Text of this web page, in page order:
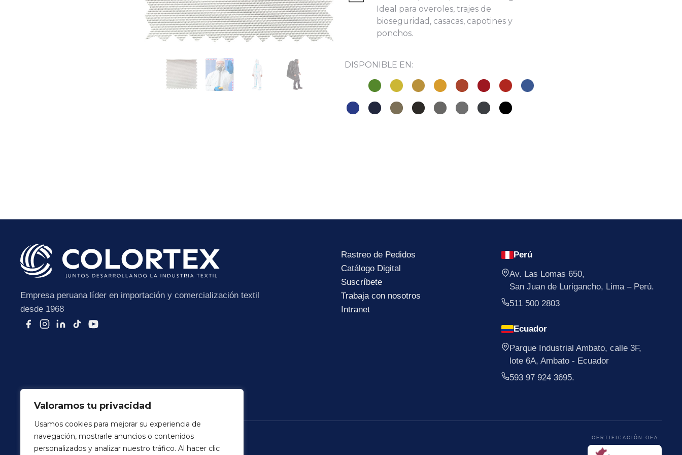
Valoramos tu privacidad
Usamos cookies para mejorar su experiencia de
navegación, mostrarle anuncios o contenidos
personalizados y analizar nuestro tráfico. Al hacer clic
Ideal para overoles, trajes de
bioseguridad, casacas, capotines y
ponchos.
DISPONIBLE EN:
Empresa peruana líder en importación y comercialización textil
desde 1968
Rastreo de Pedidos
Catálogo Digital
Suscríbete
Trabaja con nosotros
Intranet
Perú
Av. Las Lomas 650,
San Juan de Lurigancho, Lima – Perú.
511 500 2803
Ecuador
Parque Industrial Ambato, calle 3F,
lote 6A, Ambato - Ecuador
593 97 924 3695.
CERTIFICACIÓN OEA
Terminos y CondicionesPolitica de Privacidad
Datos personales:
He leído y acepto la